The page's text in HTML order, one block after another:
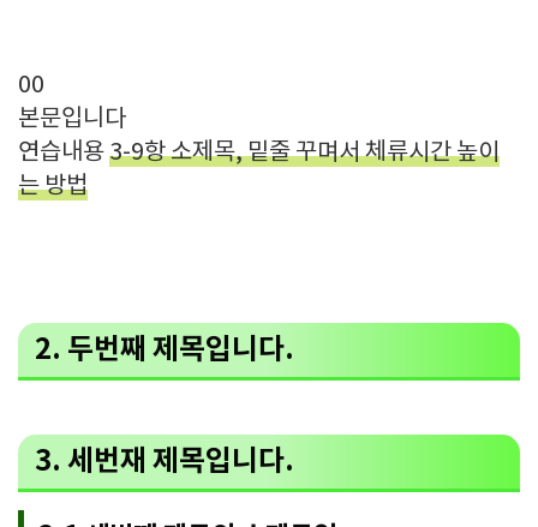
00
본문입니다
연습내용3-9항 소제목, 밑줄 꾸며서 체류시간 높이
는 방법
2. 두번째 제목입니다.
3. 세번재 제목입니다.